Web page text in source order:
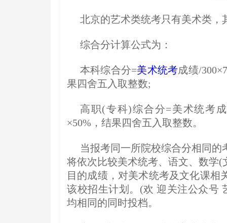
北京的艺术类统考只有美术类
综合分计算公式为：
本科综合分=美术统考成绩/
果四舍五入取整数;
高职(专科)综合分=美术统考成
×50%，结果四舍五入取整数。
当报考同一所院校综合分相同
将依次比较美术统考、语文、数学
目的成绩，对美术统考及文化课相
该校招生计划。(欢 迎关注公众号
均相同的同时投档。